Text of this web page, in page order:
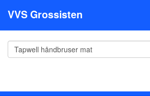
VVS Grossisten